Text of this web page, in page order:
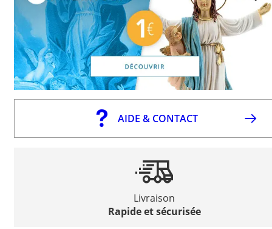
AIDE & CONTACT
Livraison
Rapide et sécurisée